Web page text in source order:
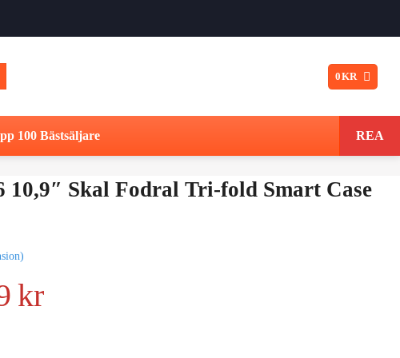
0KR
100 Bästsäljare REA
10,9″ Skal Fodral Tri-fold Smart Case
krDet